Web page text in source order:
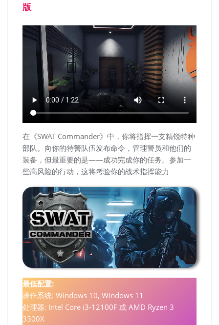
版
在《SWAT Commander》中，你将指挥一支精锐特种
部队。向你的特警队伍发布命令，管理警员和他们的
装备，但最重要的是——成功完成你的任务。参加一
些高风险的行动，这将考验你的战术指挥能力
最低配置:
操作系统: Windows 10, Windows 11
处理器: Intel Core i3-12100F 或 AMD Ryzen 3
3300X